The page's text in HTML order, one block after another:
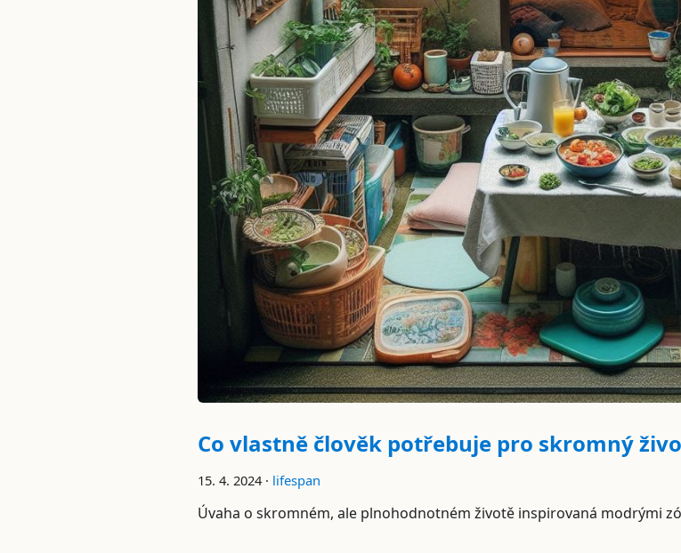
Co vlastně člověk potřebuje pro skromný
15. 4. 2024 · lifespan
Úvaha o skromném, ale plnohodnotném životě inspirovaná modrými